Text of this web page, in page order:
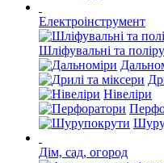
Електроінструмент
Шліфувальні та
Нівеліри
Дім, сад, огород